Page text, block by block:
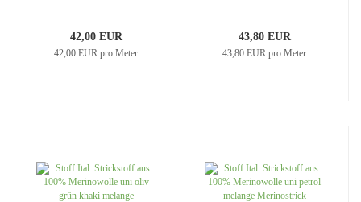
42,00 EUR
42,00 EUR pro Meter
43,80 EUR
43,80 EUR pro Meter